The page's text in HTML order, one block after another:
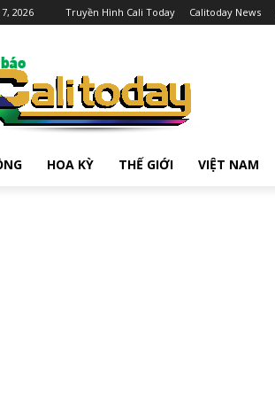
2026 Truyền Hình Cali Today Calitoday News
HOA KỲ THẾ GIỚI VIỆT NAM